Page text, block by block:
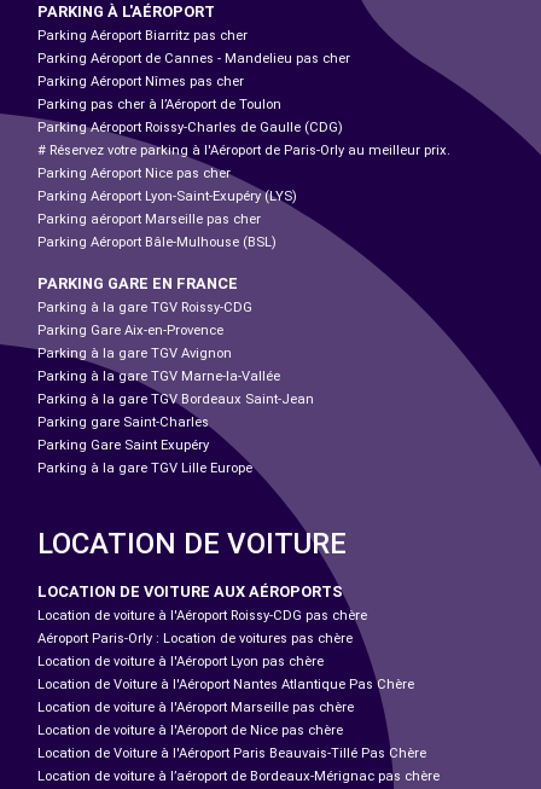
PARKING À L'AÉROPORT
Parking Aéroport Biarritz pas cher
Parking Aéroport de Cannes - Mandelieu pas cher
Parking Aéroport Nîmes pas cher
Parking pas cher à l’Aéroport de Toulon
Parking Aéroport Roissy-Charles de Gaulle (CDG)
# Réservez votre parking à l'Aéroport de Paris-Orly au meilleur prix.
Parking Aéroport Nice pas cher
Parking Aéroport Lyon-Saint-Exupéry (LYS)
Parking aéroport Marseille pas cher
Parking Aéroport Bâle-Mulhouse (BSL)
PARKING GARE EN FRANCE
Parking à la gare TGV Roissy-CDG
Parking Gare Aix-en-Provence
Parking à la gare TGV Avignon
Parking à la gare TGV Marne-la-Vallée
Parking à la gare TGV Bordeaux Saint-Jean
Parking gare Saint-Charles
Parking Gare Saint Exupéry
Parking à la gare TGV Lille Europe
LOCATION DE VOITURE
LOCATION DE VOITURE AUX AÉROPORTS
Location de voiture à l'Aéroport Roissy-CDG pas chère
Aéroport Paris-Orly : Location de voitures pas chère
Location de voiture à l'Aéroport Lyon pas chère
Location de Voiture à l'Aéroport Nantes Atlantique Pas Chère
Location de voiture à l'Aéroport Marseille pas chère
Location de voiture à l'Aéroport de Nice pas chère
Location de Voiture à l'Aéroport Paris Beauvais-Tillé Pas Chère
Location de voiture à l’aéroport de Bordeaux-Mérignac pas chère